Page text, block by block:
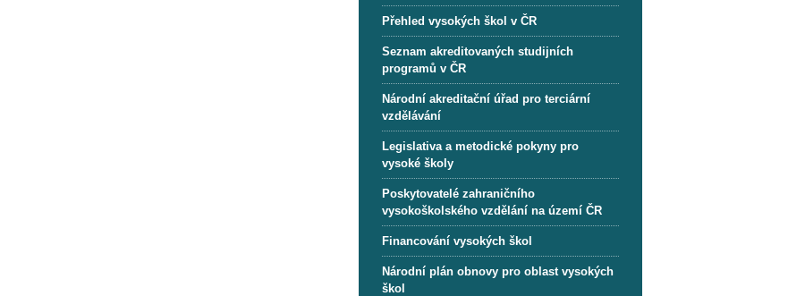
Přehled vysokých škol v ČR
Seznam akreditovaných studijních
programů v ČR
Národní akreditační úřad pro terciární
vzdělávání
Legislativa a metodické pokyny pro
vysoké školy
Poskytovatelé zahraničního
vysokoškolského vzdělání na území ČR
Financování vysokých škol
Národní plán obnovy pro oblast vysokých
škol